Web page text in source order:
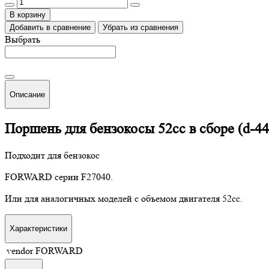
В корзину
Добавить в сравнение
Убрать из сравнения
Выбрать
Описание
Поршень для бензокосы 52сс в сборе (d-
Подходит для бензокос
FORWARD серии F27040.
Или для аналогичных моделей с объемом двигателя 52сс.
Характеристики
vendor FORWARD